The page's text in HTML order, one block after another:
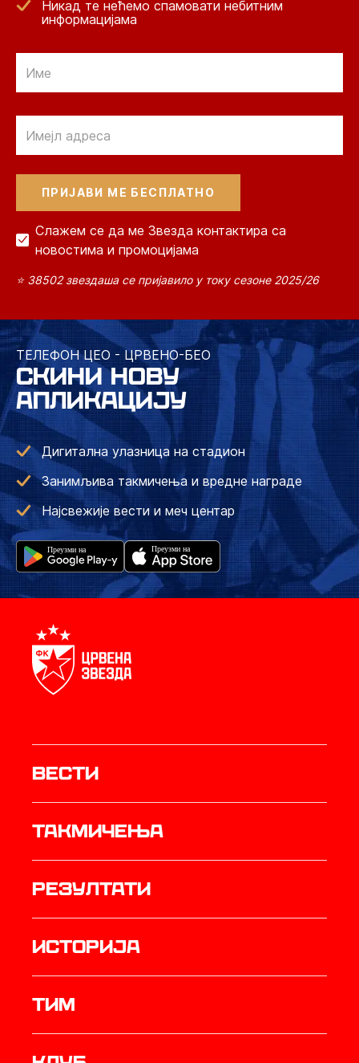
Никад те нећемо спамовати небитним
информацијама
Слажем се да ме Звезда контактира са
новостима и промоцијама
⭐ 38502 звездаша се пријавило у току сезоне 2025/26
ТЕЛЕФОН ЦЕО - ЦРВЕНО-БЕО
СКИНИ НОВУ
АПЛИКАЦИЈУ
Дигитална улазница на стадион
Занимљива такмичења и вредне награде
Најсвежије вести и меч центар
Вести
Такмичења
резултати
историја
ТИМ